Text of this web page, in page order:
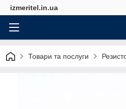
izmeritel.in.ua
Товари та послуги